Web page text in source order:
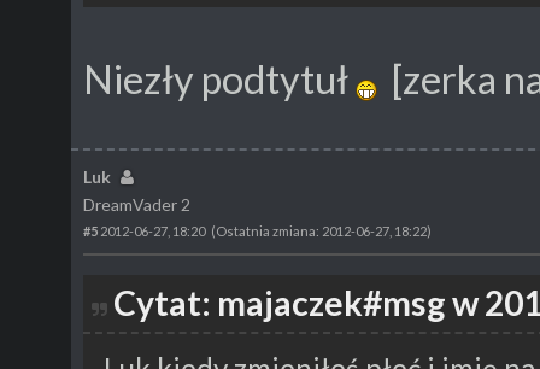
Niezły podtytuł [zerka
Luk
DreamVader 2
#5 2012-06-27, 18:20 (Ostatnia zmiana: 2012-06-27, 18:22)
Cytat: majaczek#msg w